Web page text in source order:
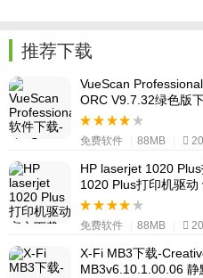
推荐下载
VueScan
ORC V9.7.32绿色版
免费软件 88MB
HP laserjet 1020
1020 Plus打印机驱
免费软件 88MB
X-Fi MB3下载-
MB3v6.10.1.00.06 静